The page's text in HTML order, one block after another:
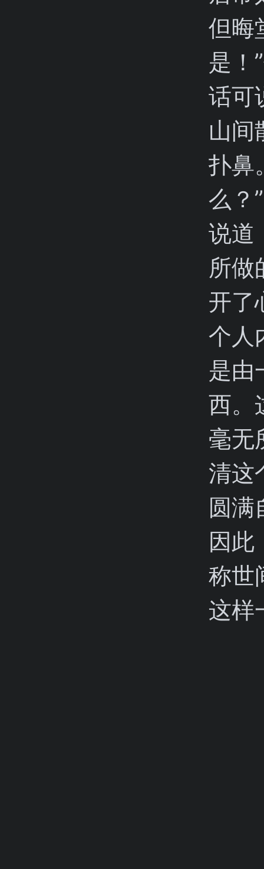
但晦
是！
话可
山间
扑鼻
么？
说道
所做
开了
个人
是由
西。
毫无
清这
圆满
因此
称世
这样